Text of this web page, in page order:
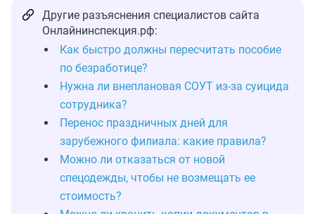
Другие разъяснения специалистов сайта
Онлайнинспекция.рф:
Как быстро должны пересчитать пособие
по безработице?
Нужна ли внеплановая СОУТ из-за суицида
сотрудника?
Перенос праздничных дней для
зарубежного филиала: какие правила?
Можно ли отказаться от новой
спецодежды, чтобы не возмещать ее
стоимость?